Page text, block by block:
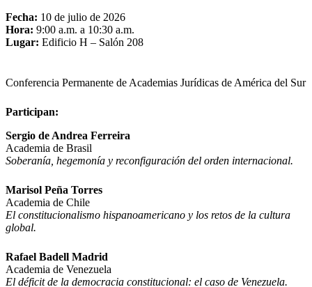
Fecha: 10 de julio de 2026
Hora: 9:00 a.m. a 10:30 a.m.
Lugar: Edificio H – Salón 208
Conferencia Permanente de Academias Jurídicas de América del Sur
Participan:
Sergio de Andrea Ferreira
Academia de Brasil
Soberanía, hegemonía y reconfiguración del orden internacional.
Marisol Peña Torres
Academia de Chile
El constitucionalismo hispanoamericano y los retos de la cultura
global.
Rafael Badell Madrid
Academia de Venezuela
El déficit de la democracia constitucional: el caso de Venezuela.